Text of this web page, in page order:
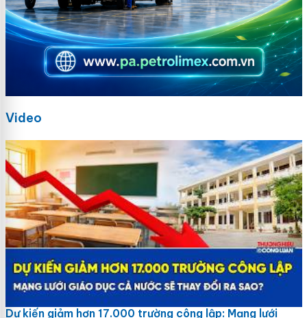
Video
Dự kiến giảm hơn 17.000 trường công lập: Mạng lưới